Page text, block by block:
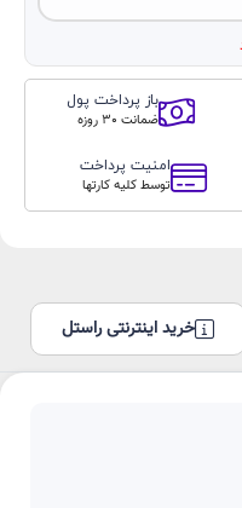
باز پرداخت پول
ضمانت 30 روزه
امنیت پرداخت
توسط کلیه کارتها
خرید اینترنتی راستل